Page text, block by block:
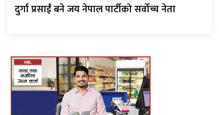
दुर्गा प्रसाईं बने जय नेपाल पार्टीको सर्वोच्च नेता